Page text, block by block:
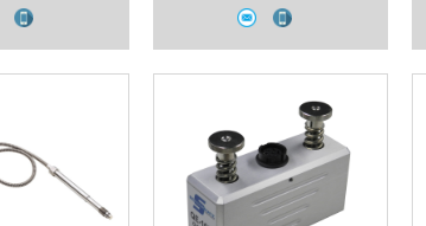
đổi kỹ thuật số Gefran